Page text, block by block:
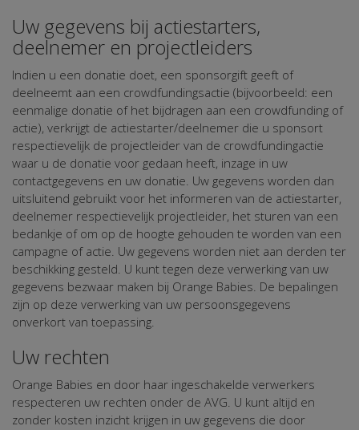
Uw gegevens bij actiestarters,
deelnemer en projectleiders
Indien u een donatie doet, een sponsorgift geeft of
deelneemt aan een crowdfundingsactie (bijvoorbeeld: een
eenmalige donatie of het bijdragen aan een crowdfunding of
actie), verkrijgt de actiestarter/deelnemer die u sponsort
respectievelijk de projectleider van de crowdfundingactie
waar u de donatie voor gedaan heeft, inzage in uw
contactgegevens en uw donatie. Uw gegevens worden dan
uitsluitend gebruikt voor het informeren van de actiestarter,
deelnemer respectievelijk projectleider, het sturen van een
bedankje of om op de hoogte gehouden te worden van een
campagne of actie. Uw gegevens worden niet aan derden ter
beschikking gesteld. U kunt tegen deze verwerking van uw
gegevens bezwaar maken bij Orange Babies. De bepalingen
zijn op deze verwerking van uw persoonsgegevens
onverkort van toepassing.
Uw rechten
Orange Babies en door haar ingeschakelde verwerkers
respecteren uw rechten onder de AVG. U kunt altijd en
zonder kosten inzicht krijgen in uw gegevens die door